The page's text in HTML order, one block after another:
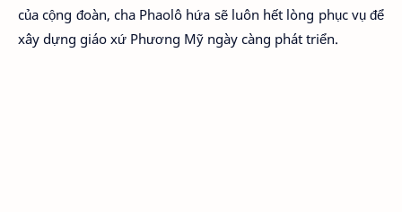
của cộng đoàn, cha Phaolô hứa sẽ luôn hết lòng phục vụ để
xây dựng giáo xứ Phương Mỹ ngày càng phát triển.